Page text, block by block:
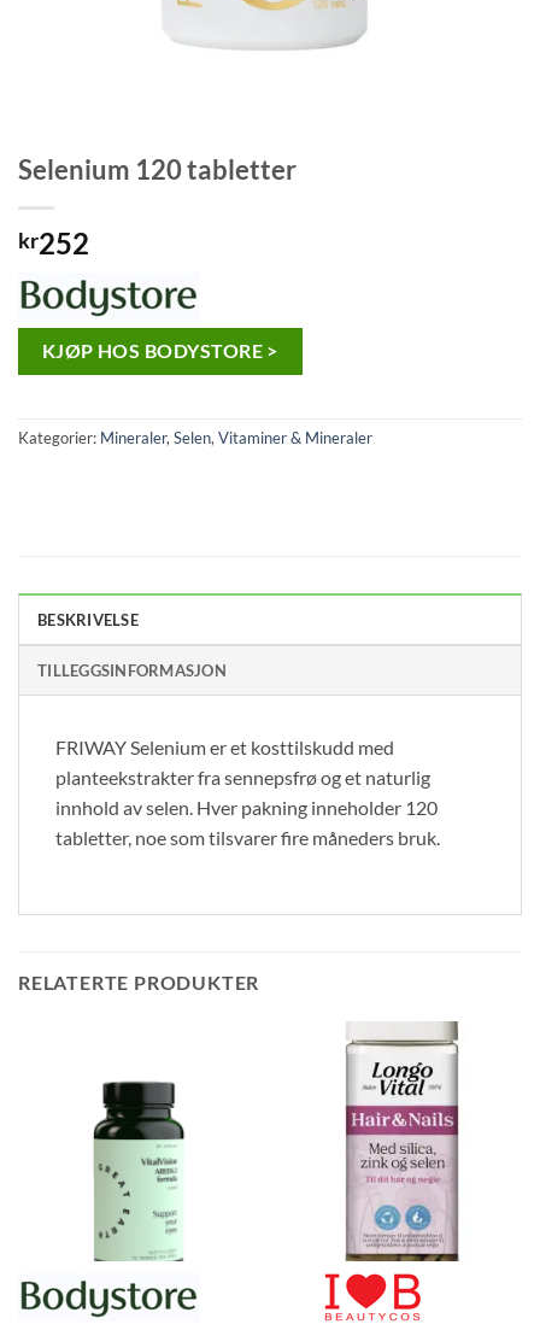
Selenium 120 tabletter
kr252
KJØP HOS BODYSTORE >
Kategorier: Mineraler,Selen,Vitaminer & Mineraler
BESKRIVELSE
TILLEGGSINFORMASJON
FRIWAY Selenium er et kosttilskudd med
planteekstrakter fra sennepsfrø og et naturlig
innhold av selen. Hver pakning inneholder 120
tabletter, noe som tilsvarer fire måneders bruk.
RELATERTE PRODUKTER